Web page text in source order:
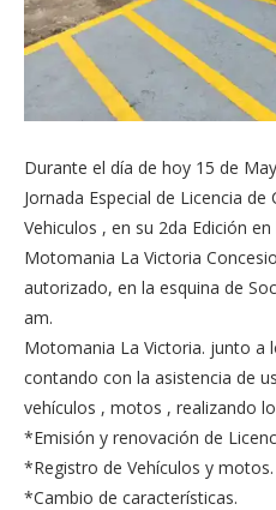
Durante el día de hoy 15 de
Jornada Especial de Licencia
Vehiculos , en su 2da Edición
Motomania La Victoria
autorizado, en la esquina de
am.
Motomania La Victoria. junto a
contando con la asistencia de
vehículos , motos , realizando
*Emisión y renovación de
*Registro de Vehículos y motos.
*Cambio de características.